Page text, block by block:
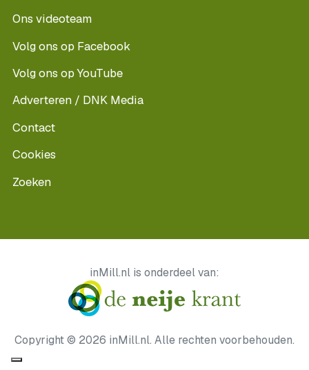
Ons videoteam
Volg ons op Facebook
Volg ons op YouTube
Adverteren / DNK Media
Contact
Cookies
Zoeken
inMill.nl is onderdeel van:
Copyright © 2026 inMill.nl. Alle rechten voorbehouden.